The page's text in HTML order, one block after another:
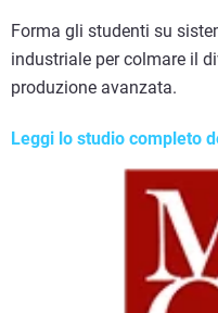
Forma gli studenti su
industriale per colmare il
produzione avanzata.
Leggi lo studio completo